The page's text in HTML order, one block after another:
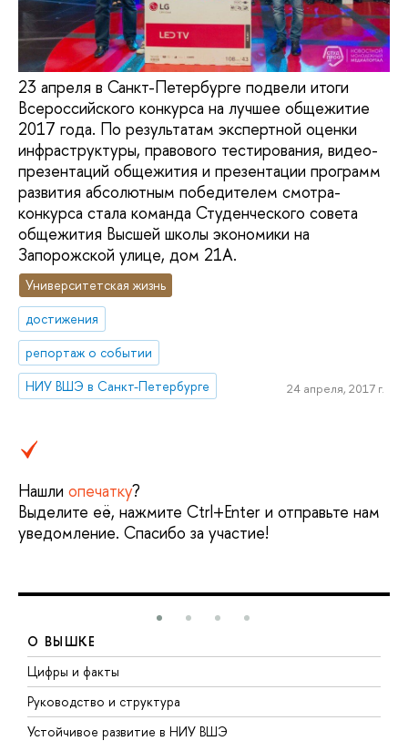
23 апреля в Санкт-Петербурге подвели итоги
Всероссийского конкурса на лучшее общежитие
2017 года. По результатам экспертной оценки
инфраструктуры, правового тестирования, видео-
презентаций общежития и презентации программ
развития абсолютным победителем смотра-
конкурса стала команда Студенческого совета
общежития Высшей школы экономики на
Запорожской улице, дом 21А.
Университетская жизнь
достижения
репортаж о событии
НИУ ВШЭ в Санкт-Петербурге
24 апреля, 2017 г.
Нашли опечатку?
Выделите её, нажмите Ctrl+Enter и отправьте нам
уведомление. Спасибо за участие!
О ВЫШКЕ
Цифры и факты
Руководство и структура
Устойчивое развитие в НИУ ВШЭ